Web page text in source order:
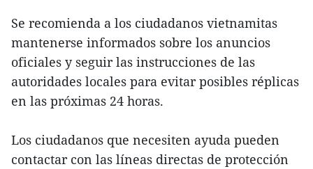
Se recomienda a los ciudadanos vietnamitas
mantenerse informados sobre los anuncios
oficiales y seguir las instrucciones de las
autoridades locales para evitar posibles réplicas
en las próximas 24 horas.
Los ciudadanos que necesiten ayuda pueden
contactar con las líneas directas de protección